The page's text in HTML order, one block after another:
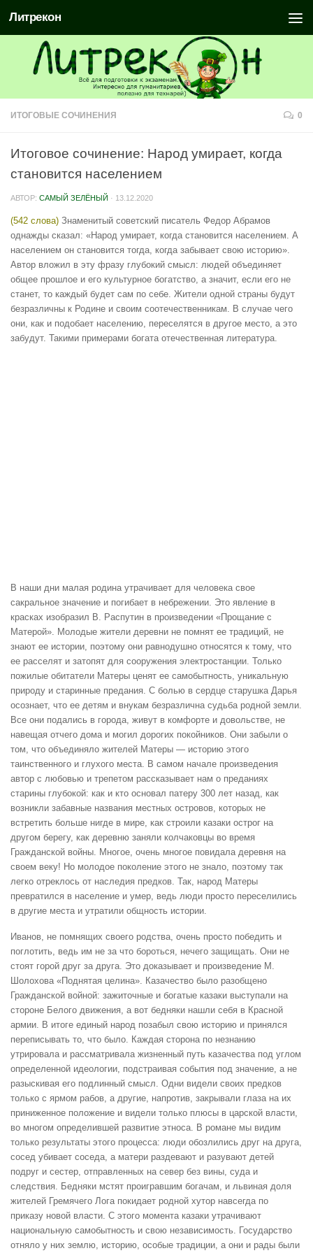
Литрекон
ИТОГОВЫЕ СОЧИНЕНИЯ 0
Итоговое сочинение: Народ умирает, когда
становится населением
АВТОР: САМЫЙ ЗЕЛЁНЫЙ · 13.12.2020
(542 слова) Знаменитый советский писатель Федор Абрамов
однажды сказал: «Народ умирает, когда становится населением. А
населением он становится тогда, когда забывает свою историю».
Автор вложил в эту фразу глубокий смысл: людей объединяет
общее прошлое и его культурное богатство, а значит, если его не
станет, то каждый будет сам по себе. Жители одной страны будут
безразличны к Родине и своим соотечественникам. В случае чего
они, как и подобает населению, переселятся в другое место, а это
забудут. Такими примерами богата отечественная литература.
В наши дни малая родина утрачивает для человека свое
сакральное значение и погибает в небрежении. Это явление в
красках изобразил В. Распутин в произведении «Прощание с
Матерой». Молодые жители деревни не помнят ее традиций, не
знают ее истории, поэтому они равнодушно относятся к тому, что
ее расселят и затопят для сооружения электростанции. Только
пожилые обитатели Матеры ценят ее самобытность, уникальную
природу и старинные предания. С болью в сердце старушка Дарья
осознает, что ее детям и внукам безразлична судьба родной земли.
Все они подались в города, живут в комфорте и довольстве, не
навещая отчего дома и могил дорогих покойников. Они забыли о
том, что объединяло жителей Матеры — историю этого
таинственного и глухого места. В самом начале произведения
автор с любовью и трепетом рассказывает нам о преданиях
старины глубокой: как и кто основал патеру 300 лет назад, как
возникли забавные названия местных островов, которых не
встретить больше нигде в мире, как строили казаки острог на
другом берегу, как деревню заняли колчаковцы во время
Гражданской войны. Многое, очень многое повидала деревня на
своем веку! Но молодое поколение этого не знало, поэтому так
легко отреклось от наследия предков. Так, народ Матеры
превратился в население и умер, ведь люди просто переселились
в другие места и утратили общность истории.
Иванов, не помнящих своего родства, очень просто победить и
поглотить, ведь им не за что бороться, нечего защищать. Они не
стоят горой друг за друга. Это доказывает и произведение М.
Шолохова «Поднятая целина». Казачество было разобщено
Гражданской войной: зажиточные и богатые казаки выступали на
стороне Белого движения, а вот бедняки нашли себя в Красной
армии. В итоге единый народ позабыл свою историю и принялся
переписывать то, что было. Каждая сторона по незнанию
утрировала и рассматривала жизненный путь казачества под углом
определенной идеологии, подстраивая события под значение, а не
разыскивая его подлинный смысл. Одни видели своих предков
только с ярмом рабов, а другие, напротив, закрывали глаза на их
приниженное положение и видели только плюсы в царской власти,
во многом определившей развитие этноса. В романе мы видим
только результаты этого процесса: люди обозлились друг на друга,
сосед убивает соседа, а матери раздевают и разувают детей
подруг и сестер, отправленных на север без вины, суда и
следствия. Бедняки мстят проигравшим богачам, и львиная доля
жителей Гремячего Лога покидает родной хутор навсегда по
приказу новой власти. С этого момента казаки утрачивают
национальную самобытность и свою независимость. Государство
отняло у них землю, историю, особые традиции, а они и рады были